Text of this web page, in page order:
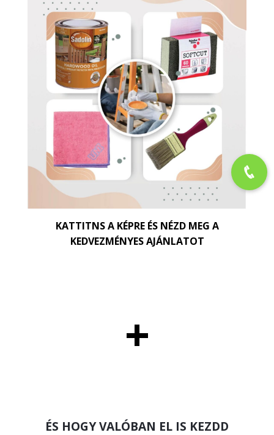
KATTITNS A KÉPRE ÉS NÉZD MEG A
KEDVEZMÉNYES AJÁNLATOT
+
ÉS HOGY VALÓBAN EL IS KEZDD